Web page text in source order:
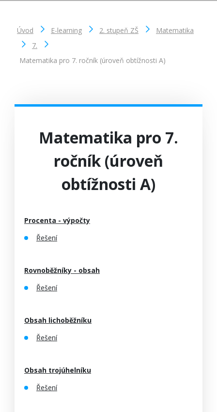
Úvod E-learning 2. stupeň ZŠ
Matematika
7.
Matematika pro 7. ročník (úroveň obtížnosti A)
Matematika pro 7.
ročník (úroveň
obtížnosti A)
Procenta - výpočty
Řešení
Rovnoběžníky - obsah
Řešení
Obsah lichoběžníku
Řešení
Obsah trojúhelníku
Řešení